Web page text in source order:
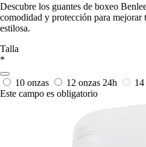
Descubre los guantes de boxeo
comodidad y protección para mejorar
estilosa.
Talla
*
10 onzas 12 onzas 24h
14
Este campo es obligatorio